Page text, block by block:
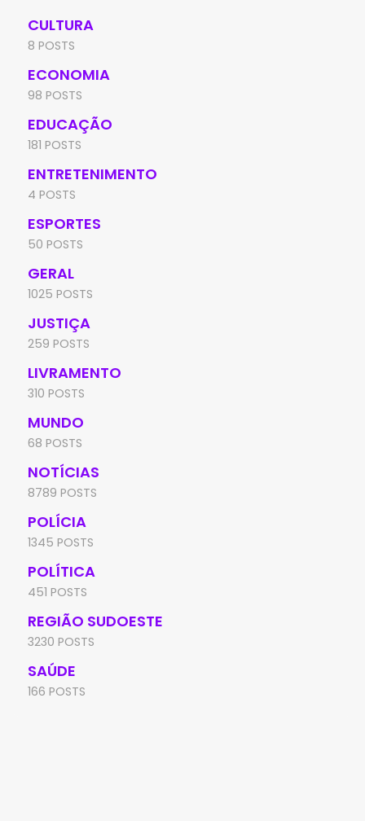
CULTURA
8 POSTS
ECONOMIA
98 POSTS
EDUCAÇÃO
181 POSTS
ENTRETENIMENTO
4 POSTS
ESPORTES
50 POSTS
GERAL
1025 POSTS
JUSTIÇA
259 POSTS
LIVRAMENTO
310 POSTS
MUNDO
68 POSTS
NOTÍCIAS
8789 POSTS
POLÍCIA
1345 POSTS
POLÍTICA
451 POSTS
REGIÃO SUDOESTE
3230 POSTS
SAÚDE
166 POSTS